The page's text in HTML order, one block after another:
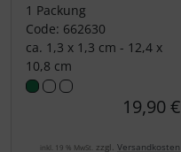
1 Packung
Code: 662630
ca. 1,3 x 1,3 cm - 12,4 x
10,8 cm
19,90 €
inkl. 19 % MwSt. zzgl. Versandkosten